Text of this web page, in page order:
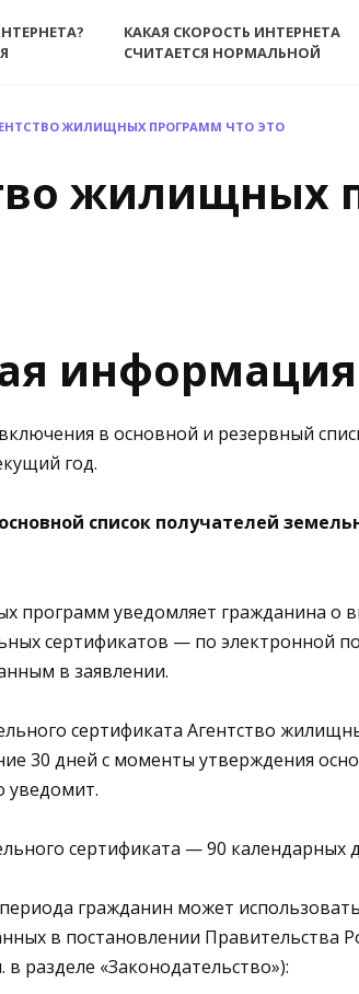
КАКАЯ СКОРОСТЬ ИНТЕРНЕТА
СЧИТАЕТСЯ НОРМАЛЬНОЙ
ЖИЛИЩНЫХ ПРОГРАММ ЧТО ЭТО
жилищных
информация
в основной и резервный
год.
список получателей
программ уведомляет гражданина о
сертификатов — по электронной
в заявлении.
сертификата Агентство
30 дней с моменты утверждения
уведомит.
сертификата — 90 календарных
гражданин может
в постановлении Правительства
в разделе «Законодательство»):